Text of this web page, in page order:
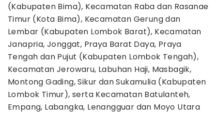
(Kabupaten Bima), Kecamatan Raba dan Rasanae
Timur (Kota Bima), Kecamatan Gerung dan
Lembar (Kabupaten Lombok Barat), Kecamatan
Janapria, Jonggat, Praya Barat Daya, Praya
Tengah dan Pujut (Kabupaten Lombok Tengah),
Kecamatan Jerowaru, Labuhan Haji, Masbagik,
Montong Gading, Sikur dan Sukamulia (Kabupaten
Lombok Timur), serta Kecamatan Batulanteh,
Empang, Labangka, Lenangguar dan Moyo Utara